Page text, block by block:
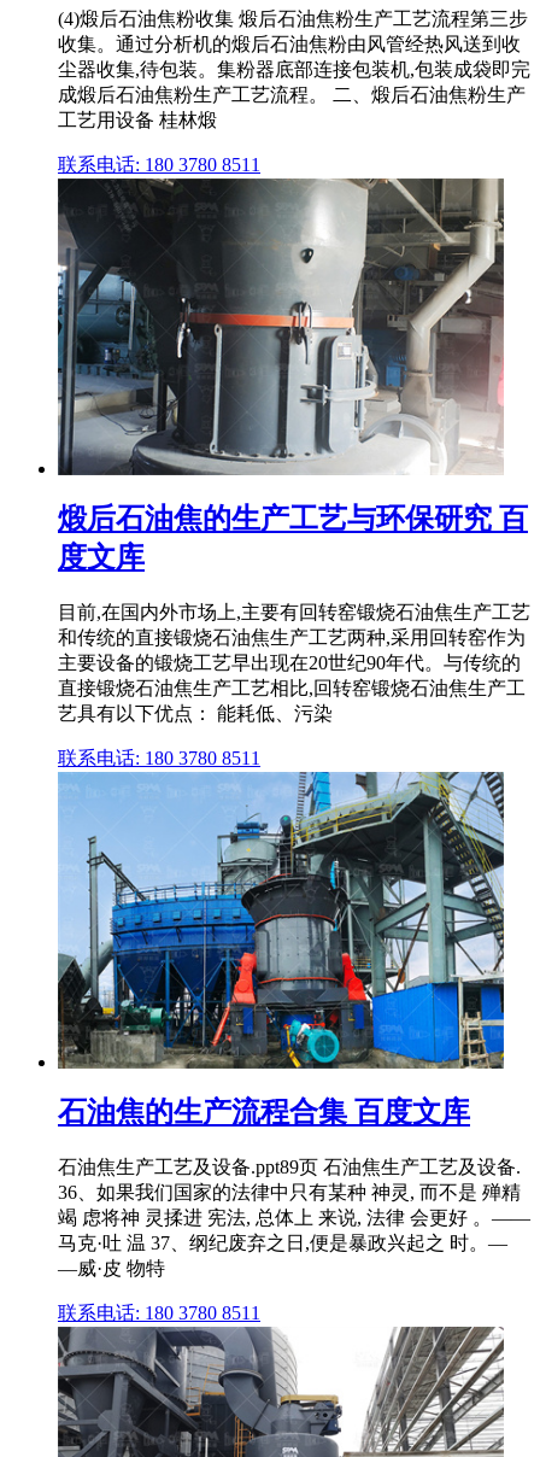
(4)煅后石油焦粉收集 煅后石油焦粉生产工艺流程第三步
收集。通过分析机的煅后石油焦粉由风管经热风送到收
尘器收集,待包装。集粉器底部连接包装机,包装成袋即完
成煅后石油焦粉生产工艺流程。 二、煅后石油焦粉生产
工艺用设备 桂林煅
联系电话: 180 3780 8511
煅后石油焦的生产工艺与环保研究 百
度文库
目前,在国内外市场上,主要有回转窑锻烧石油焦生产工艺
和传统的直接锻烧石油焦生产工艺两种,采用回转窑作为
主要设备的锻烧工艺早出现在20世纪90年代。与传统的
直接锻烧石油焦生产工艺相比,回转窑锻烧石油焦生产工
艺具有以下优点： 能耗低、污染
联系电话: 180 3780 8511
石油焦的生产流程合集 百度文库
石油焦生产工艺及设备.ppt89页 石油焦生产工艺及设备.
36、如果我们国家的法律中只有某种 神灵, 而不是 殚精
竭 虑将神 灵揉进 宪法, 总体上 来说, 法律 会更好 。——
马克·吐 温 37、纲纪废弃之日,便是暴政兴起之 时。—
—威·皮 物特
联系电话: 180 3780 8511